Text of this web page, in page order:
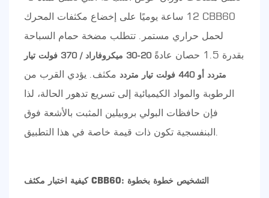
12 ساعة يوميًا على إخضاع مكثفات المحرك CBB60
لحمل حراري مستمر. تتطلب مضخة حمام السباحة
بقدرة 1.5 حصان عادةً
20-30 ميكروفاراد / 370 فولت تيار
متردد أو 440 فولت تيار متردد
مكثف. يؤدي القرب من
الرطوبة والمواد الكيميائية إلى تسريع تدهور الحالة، لذا
فإن حافظات البولي بروبيلين المثبت بالأشعة فوق
البنفسجية تكون ذات قيمة خاصة في هذا التطبيق.
كيفية اختبار مكثف CBB60: التشخيص خطوة بخطوة